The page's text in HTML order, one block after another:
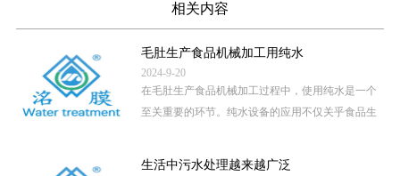
相关内容
毛肚生产食品机械加工用纯水
2024-9-20
在毛肚生产食品机械加工过程中，使用纯水是一个
至关重要的环节。纯水设备的应用不仅关乎食品生
生活中污水处理越来越广泛